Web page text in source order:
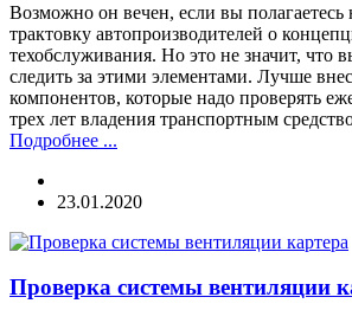
Возможно он вечен, если вы
трактовку автопроизводителей о
техобслуживания. Но это не значит, что
следить за этими элементами. Лучше
компонентов, которые надо проверять
трех лет владения транспортным
Подробнее ...
23.01.2020
Проверка системы вентиляции